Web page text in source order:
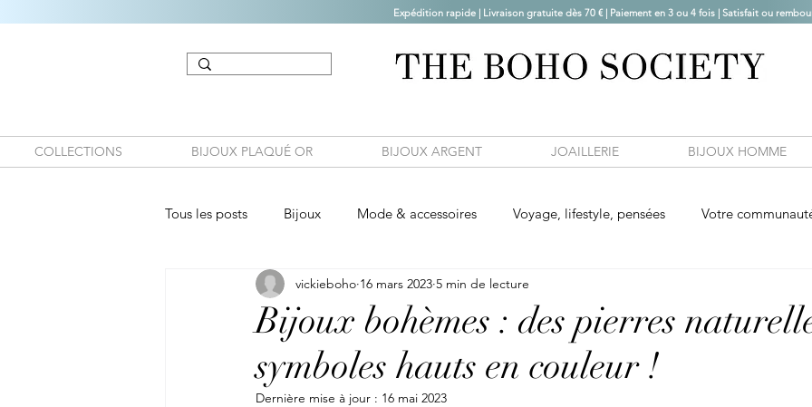
Expédition rapide | Livraison gratuite dès 70 € | Paiement en 3 ou 4 fois | Satisfait ou
COLLECTIONS BIJOUX PLAQUÉ OR BIJOUX ARGENT JOAILLERIE BIJOUX HOMME
Tous les posts Bijoux Mode & accessoires Voyage, lifestyle, pensées Votre
Bijoux bohèmes : des pierres
symboles hauts en couleur !
vickieboho 16 mars 2023 5 min de lecture
Dernière mise à jour : 16 mai 2023